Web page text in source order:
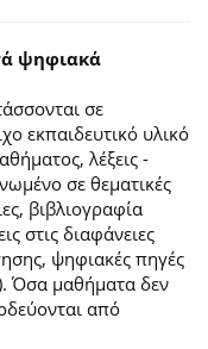
ψηφιακά
σε
εκπαιδευτικό υλικό
λέξεις -
σε θεματικές
βιβλιογραφία
στις διαφάνειες
ψηφιακές πηγές
Όσα μαθήματα δεν
από